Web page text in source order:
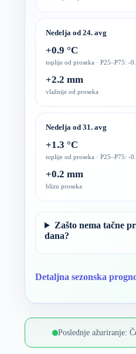
Nedelja od 24. avg
+0.9 °C
toplije od proseka · P25–P75: -
+2.2 mm
vlažnije od proseka
Nedelja od 31. avg
+1.3 °C
toplije od proseka · P25–P75: -
+0.2 mm
blizu proseka
Zašto nema tačne
dana?
Detaljna sezonska
Poslednje ažuriranje: